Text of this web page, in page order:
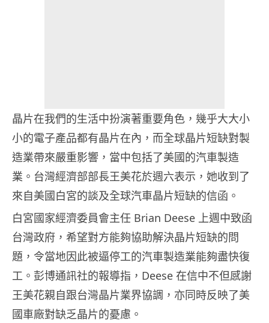
晶片在我們的生活中扮演著重要角色，幾乎大大小
小的電子產品都有晶片在內，而全球晶片短缺對製
造業帶來嚴重影響，當中包括了美國的汽車製造
業。台灣經濟部部長王美花於週六表示，她收到了
來自美國白宮的談及全球汽車晶片短缺的信函。
白宮國家經濟委員會主任 Brian Deese 上週中致函
台灣政府，希望對方能夠協助解決晶片短缺的問
題，令當地因此被逼停工的汽車製造業能夠盡快復
工。彭博通訊社的報導指，Deese 在信中不但感謝
王美花親自跟台灣晶片業界協調，亦同時反映了美
國車廠對缺乏晶片的憂慮。